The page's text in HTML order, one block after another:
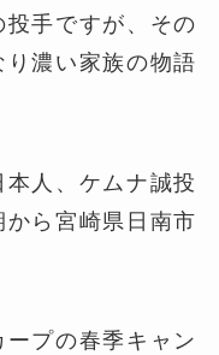
手ですが、その
濃い家族の物語
人、ケムナ誠投
ら宮崎県日南市
プの春季キャン